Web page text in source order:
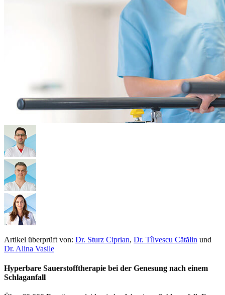
Artikel überprüft von: Dr. Sturz Ciprian, Dr. Tîlvescu Cătălin und
Dr. Alina Vasile
Hyperbare Sauerstofftherapie bei der Genesung nach einem
Schlaganfall